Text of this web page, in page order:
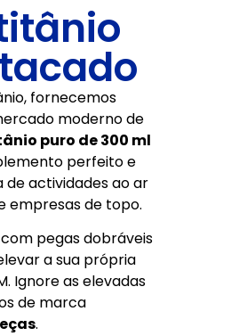
fornecemos
moderno de
puro de 300 ml
perfeito e
actividades ao ar
empresas de topo.
pegas dobráveis
a sua própria
Ignore as elevadas
de marca
.